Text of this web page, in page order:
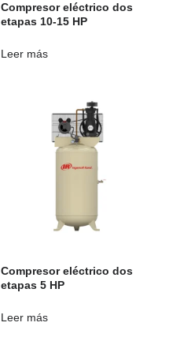
Compresor eléctrico dos
etapas 10-15 HP
Leer más
Compresor eléctrico dos
etapas 5 HP
Leer más